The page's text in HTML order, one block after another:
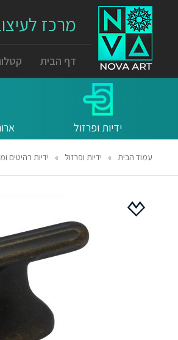
מרכז
דף הבית
ידיות ופרזול
עמוד הבית » ידיות ופרזול » ידיות רהיטים